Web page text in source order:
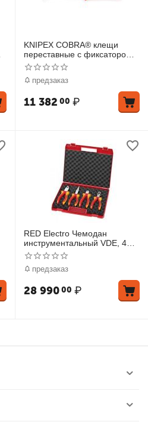
KNIPEX COBRA® клещи
переставные с фиксатором,
VDE, 50 мм (2"), под ключ 46
мм, L-250 мм, хром, 2-к р
предзаказ
11 382 00 ₽
RED Electro Чемодан
инструментальный VDE, 4
предмета, комплектация:
KN-0306180, KN-1106160,
KN-26162
предзаказ
28 99000 ₽